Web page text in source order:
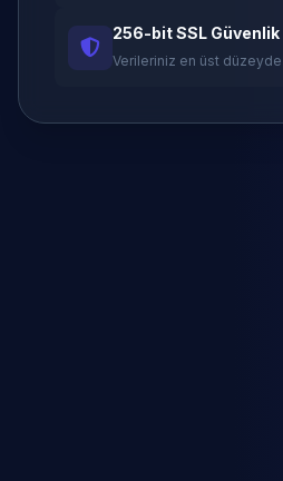
256-bit SSL Güvenlik
Verileriniz en üst